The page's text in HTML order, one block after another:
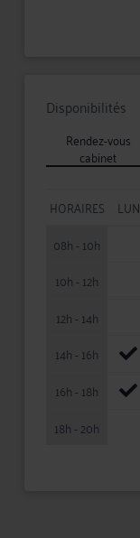
Disponibilités
Rendez-vous
cabinet
HORAIRES LUN
08h - 10h
10h - 12h
12h - 14h
14h - 16h
16h - 18h
18h - 20h